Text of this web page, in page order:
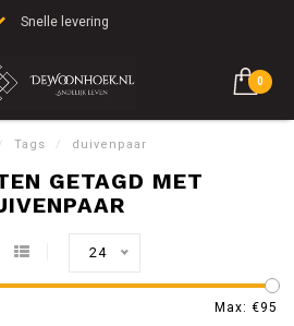
Snelle levering
0
/ Tags / duivenpaar
GETAGD MET
24
Max: €95